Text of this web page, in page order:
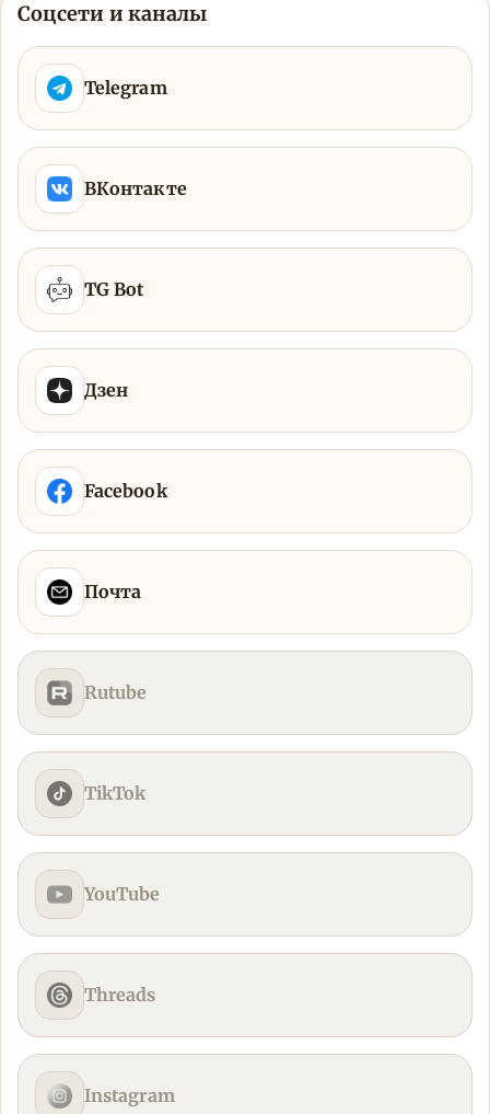
Соцсети и каналы
Telegram
ВКонтакте
TG Bot
Дзен
Facebook
Почта
Rutube
TikTok
YouTube
Threads
Instagram